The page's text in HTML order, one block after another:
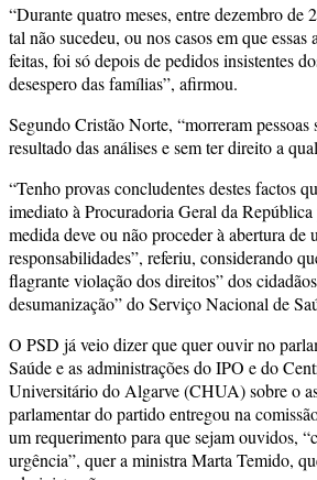
“Durante quatro meses, entre dezembro de
tal não sucedeu, ou nos casos em que essas
feitas, foi só depois de pedidos insistentes
desespero das famílias”, afirmou.
Segundo Cristão Norte, “morreram pessoas
resultado das análises e sem ter direito a
“Tenho provas concludentes destes factos
imediato à Procuradoria Geral da
medida deve ou não proceder à abertura de
responsabilidades”, referiu, considerando
flagrante violação dos direitos” dos
desumanização” do Serviço Nacional de
O PSD já veio dizer que quer ouvir no
Saúde e as administrações do IPO e do
Universitário do Algarve (CHUA) sobre o
parlamentar do partido entregou na
um requerimento para que sejam ouvidos,
urgência”, quer a ministra Marta Temido,